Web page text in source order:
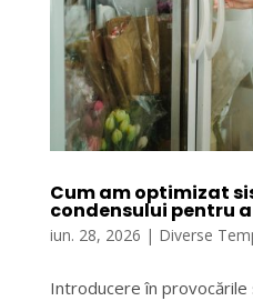
Cum am optimizat
condensului pentru
iun. 28, 2026 | Diverse
Introducere în